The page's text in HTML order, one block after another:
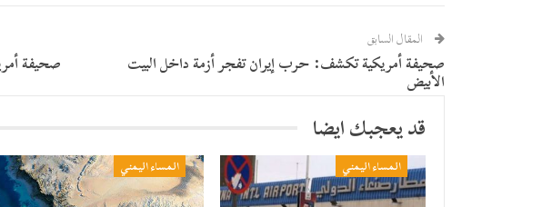
المقال السابق
صحيفة أمريكية تكشف: حرب إيران تفجر أزمة داخل البيت
الأبيض
قد يعجبك ايضا
المساء اليمني المساء اليمني